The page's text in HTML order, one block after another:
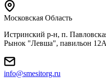
Московская Область
Истринский р-н, п.
Рынок "Левша", павильон 12A
info@smesitorg.ru